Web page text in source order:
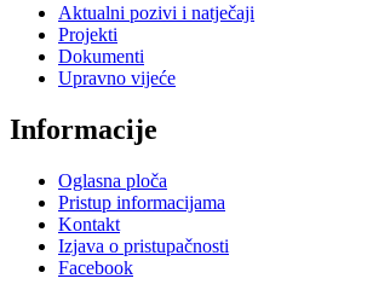
Aktualni pozivi i natječaji
Projekti
Dokumenti
Upravno vijeće
Informacije
Oglasna ploča
Pristup informacijama
Kontakt
Izjava o pristupačnosti
Facebook